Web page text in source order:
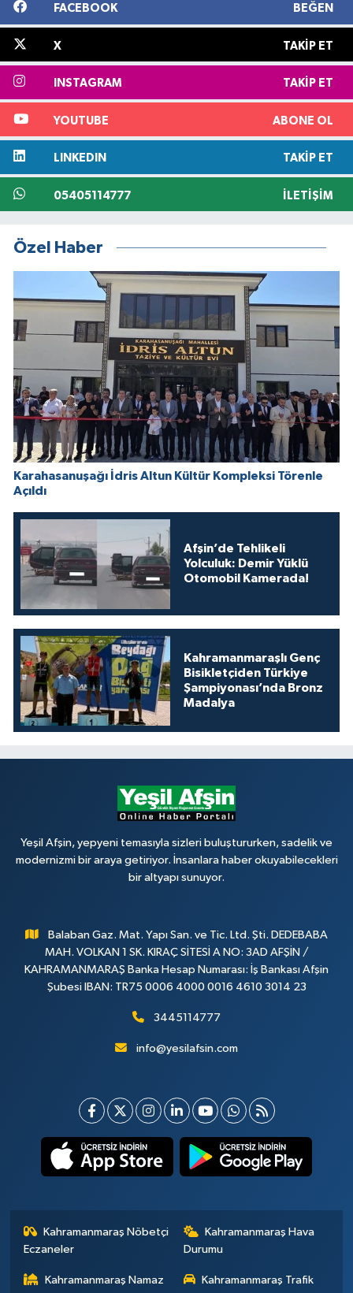
FACEBOOK BEĞEN
X TAKIP ET
INSTAGRAM TAKIP ET
YOUTUBE ABONE OL
LINKEDIN TAKIP ET
05405114777 İLETIŞIM
Özel Haber
Karahasanuşağı İdris Altun Kültür Kompleksi Törenle
Açıldı
Afşin’de Tehlikeli
Yolculuk: Demir Yüklü
Otomobil Kamerada!
Kahramanmaraşlı Genç
Bisikletçiden Türkiye
Şampiyonası’nda Bronz
Madalya
Yeşil Afşin, yepyeni temasıyla sizleri buluştururken, sadelik ve
modernizmi bir araya getiriyor. İnsanlara haber okuyabilecekleri
bir altyapı sunuyor.
Balaban Gaz. Mat. Yapı San. ve Tic. Ltd. Şti. DEDEBABA
MAH. VOLKAN 1 SK. KIRAÇ SİTESİ A NO: 3AD AFŞİN /
KAHRAMANMARAŞ Banka Hesap Numarası: İş Bankası Afşin
Şubesi IBAN: TR75 0006 4000 0016 4610 3014 23
3445114777
info@yesilafsin.com
Kahramanmaraş Nöbetçi
Eczaneler
Kahramanmaraş Hava
Durumu
Kahramanmaraş Namaz
Kahramanmaraş Trafik